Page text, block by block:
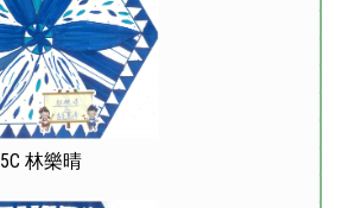
5C 林樂晴